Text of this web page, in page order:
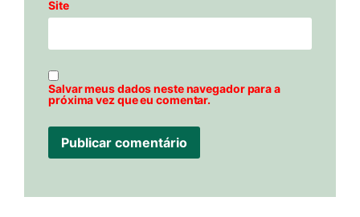
Site
Salvar meus dados neste navegador para a
próxima vez que eu comentar.